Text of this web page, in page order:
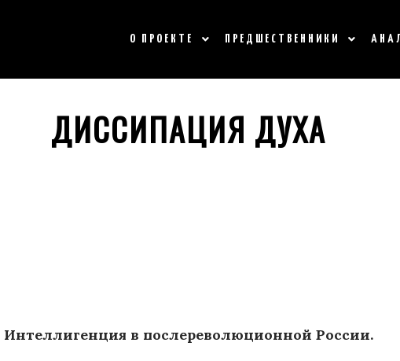
О ПРОЕКТЕ ПРЕДШЕСТВЕННИКИ
ДИССИПАЦИЯ ДУХА
Интеллигенция в послереволюционной России.